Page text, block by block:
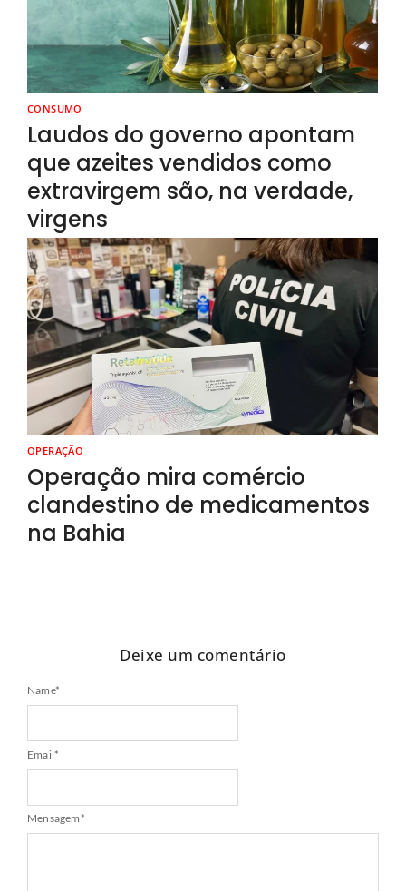
CONSUMO
Laudos do governo apontam
que azeites vendidos como
extravirgem são, na verdade,
virgens
OPERAÇÃO
Operação mira comércio
clandestino de medicamentos
na Bahia
Deixe um comentário
Name*
Email*